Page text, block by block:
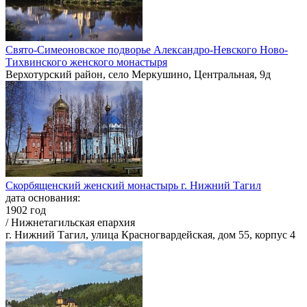
Свято-Симеоновское подворье Александро-Невского Ново-
Тихвинского женского монастыря
Верхотурский район, село Меркушино, Центральная, 9д
Скорбященский женский монастырь г. Нижний Тагил
дата основания:
1902 год
/ Нижнетагильская епархия
г. Нижний Тагил, улица Красногвардейская, дом 55, корпус 4